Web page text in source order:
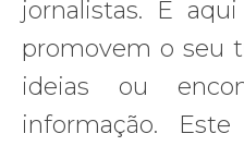
jornalistas. É
promovem o seu
ideias ou
informação.